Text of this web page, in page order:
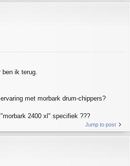
ik terug.
met morbark drum-chippers?
2400 xl" specifiek ???
Jump to post